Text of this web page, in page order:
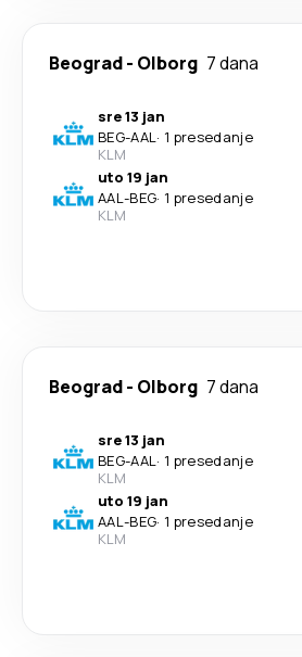
Beograd- Olborg 7 dana
sre 13 jan
BEG-AAL· 1 presedanje
KLM
uto 19 jan
AAL-BEG· 1 presedanje
KLM
Beograd- Olborg 7 dana
sre 13 jan
BEG-AAL· 1 presedanje
KLM
uto 19 jan
AAL-BEG· 1 presedanje
KLM